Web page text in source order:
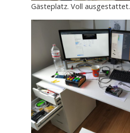
Gästeplatz. Voll ausgestattet.